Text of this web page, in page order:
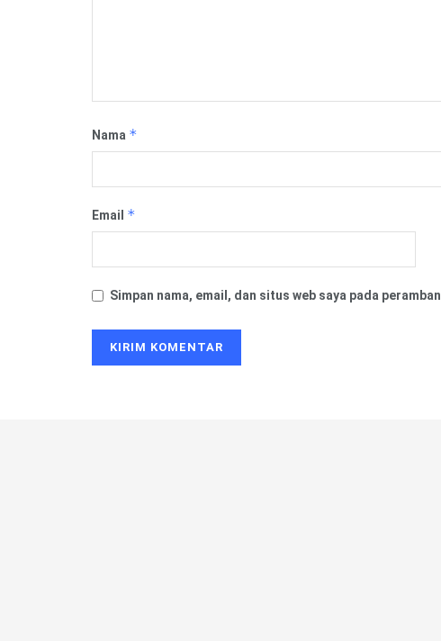
Nama *
Email *
Simpan nama, email, dan situs web saya pada